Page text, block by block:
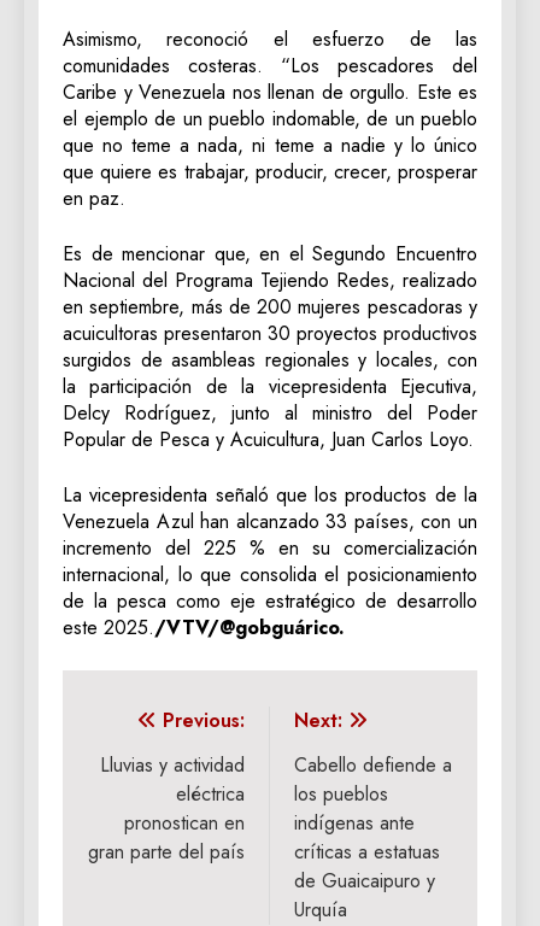
Asimismo, reconoció el esfuerzo de las
comunidades costeras. “Los pescadores del
Caribe y Venezuela nos llenan de orgullo. Este es
el ejemplo de un pueblo indomable, de un pueblo
que no teme a nada, ni teme a nadie y lo único
que quiere es trabajar, producir, crecer, prosperar
en paz.
Es de mencionar que, en el Segundo Encuentro
Nacional del Programa Tejiendo Redes, realizado
en septiembre, más de 200 mujeres pescadoras y
acuicultoras presentaron 30 proyectos productivos
surgidos de asambleas regionales y locales, con
la participación de la vicepresidenta Ejecutiva,
Delcy Rodríguez, junto al ministro del Poder
Popular de Pesca y Acuicultura, Juan Carlos Loyo.
La vicepresidenta señaló que los productos de la
Venezuela Azul han alcanzado 33 países, con un
incremento del 225 % en su comercialización
internacional, lo que consolida el posicionamiento
de la pesca como eje estratégico de desarrollo
este 2025./VTV/@gobguárico.
Navegación
de
entradas
Previous:
Lluvias y actividad
eléctrica
pronostican en
gran parte del país
Next:
Cabello defiende a
los pueblos
indígenas ante
críticas a estatuas
de Guaicaipuro y
Urquía